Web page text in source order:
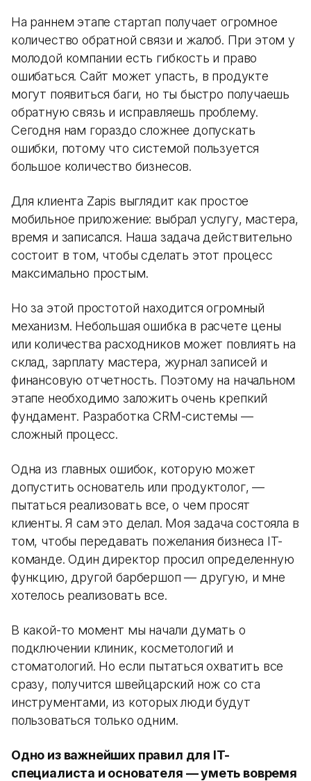
На раннем этапе стартап получает огромное
количество обратной связи и жалоб. При этом у
молодой компании есть гибкость и право
ошибаться. Сайт может упасть, в продукте
могут появиться баги, но ты быстро получаешь
обратную связь и исправляешь проблему.
Сегодня нам гораздо сложнее допускать
ошибки, потому что системой пользуется
большое количество бизнесов.
Для клиента Zapis выглядит как простое
мобильное приложение: выбрал услугу, мастера,
время и записался. Наша задача действительно
состоит в том, чтобы сделать этот процесс
максимально простым.
Но за этой простотой находится огромный
механизм. Небольшая ошибка в расчете цены
или количества расходников может повлиять на
склад, зарплату мастера, журнал записей и
финансовую отчетность. Поэтому на начальном
этапе необходимо заложить очень крепкий
фундамент. Разработка CRM-системы —
сложный процесс.
Одна из главных ошибок, которую может
допустить основатель или продуктолог, —
пытаться реализовать все, о чем просят
клиенты. Я сам это делал. Моя задача состояла в
том, чтобы передавать пожелания бизнеса IT-
команде. Один директор просил определенную
функцию, другой барбершоп — другую, и мне
хотелось реализовать все.
В какой-то момент мы начали думать о
подключении клиник, косметологий и
стоматологий. Но если пытаться охватить все
сразу, получится швейцарский нож со ста
инструментами, из которых люди будут
пользоваться только одним.
Одно из важнейших правил для IT-
специалиста и основателя — уметь вовремя